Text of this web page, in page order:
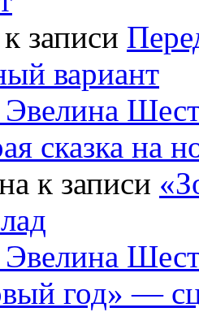
записи
вариант
сказка на
к записи
год» —